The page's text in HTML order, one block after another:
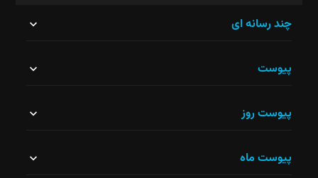
نباید
شود.
چند رسانه ای
پیوست
پیوست روز
پیوست ماه